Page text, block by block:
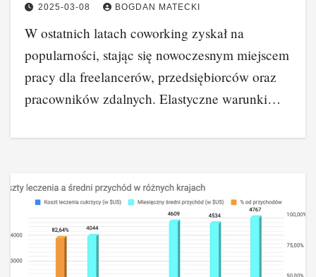
2025-03-08 BOGDAN MATECKI
W ostatnich latach coworking zyskał na
popularności, stając się nowoczesnym miejscem
pracy dla freelancerów, przedsiębiorców oraz
pracowników zdalnych. Elastyczne warunki…